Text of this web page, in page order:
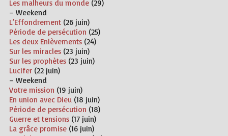
Les malheurs du monde(29)
– Weekend
L’Effondrement(26 juin)
Période de persécution (25)
Les deux Enlèvements(24)
Sur les miracles(23 juin)
Sur les prophètes(23 juin)
Lucifer(22 juin)
– Weekend
Votre mission (19 juin)
En union avec Dieu (18 juin)
Période de persécution (18)
Guerre et tensions(17 juin)
La grâce promise(16 juin)